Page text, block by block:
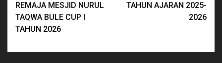
REMAJA MESJID NURUL
TAQWA BULE CUP I
TAHUN 2026
TAHUN AJARAN 2025-
2026